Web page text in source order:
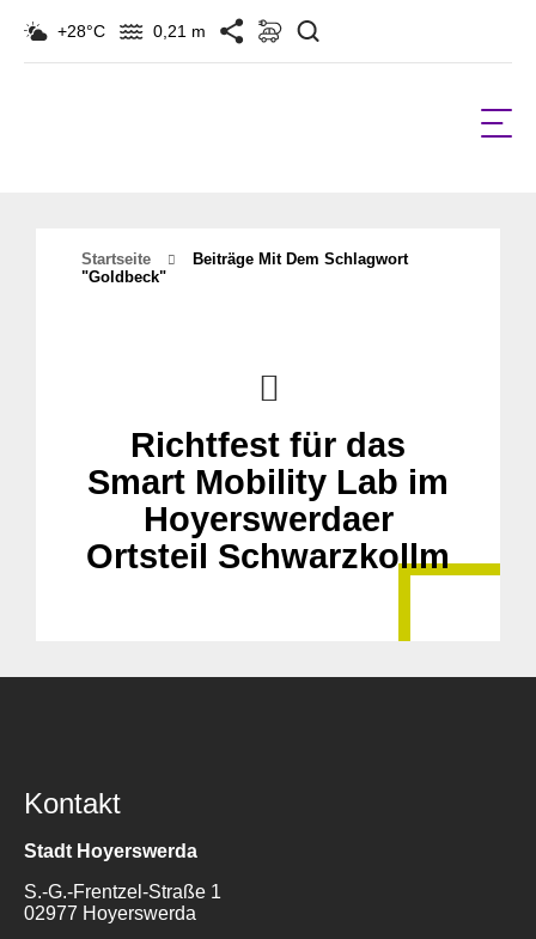
+28°C 0,21 m
Startseite
Beiträge Mit Dem Schlagwort
"Goldbeck"
Richtfest für das
Smart Mobility Lab im
Hoyerswerdaer
Ortsteil Schwarzkollm
Kontakt
Stadt Hoyerswerda
S.-G.-Frentzel-Straße 1
02977 Hoyerswerda